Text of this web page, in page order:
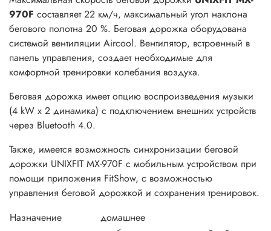
970F составляет 22 км/ч, максимальный угол наклона
бегового полотна 20 %. Беговая дорожка оборудована
системой вентиляции Aircool. Вентилятор, встроенный в
панель управления, создает необходимые для
комфортной тренировки колебания воздуха.
Беговая дорожка имеет опцию воспроизведения музыки
(4 kW х 2 динамика) с подключением внешних устройств
через Bluetooth 4.0.
Также, имеется возможность синхронизации беговой
дорожки UNIXFIT MX-970F с мобильным устройством при
помощи приложения FitShow, с возможностью
управления беговой дорожкой и сохранения тренировок.
Назначение
домашнее